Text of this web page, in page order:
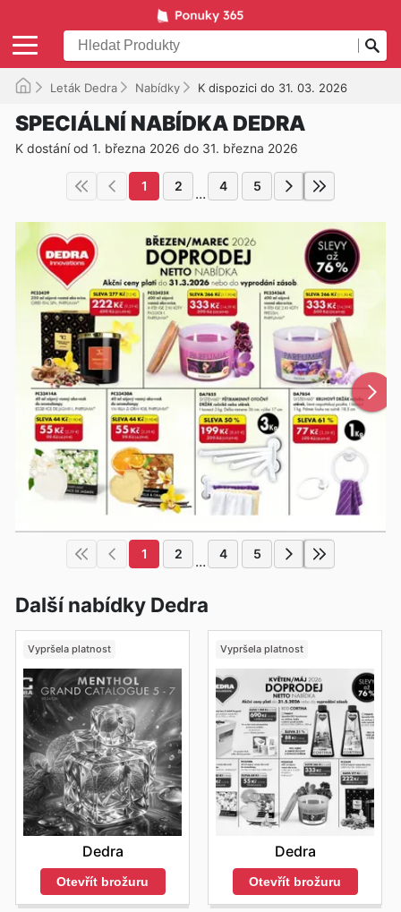
Leták Dedra Nabídky K dispozici do 31. 03. 2026
SPECIÁLNÍ NABÍDKA DEDRA
K dostání od 1. března 2026 do 31. března 2026
1 2 ... 4 5
1 2 ... 4 5
Další nabídky Dedra
Vypršela platnost
Dedra
Otevřít brožuru
Vypršela platnost
Dedra
Otevřít brožuru